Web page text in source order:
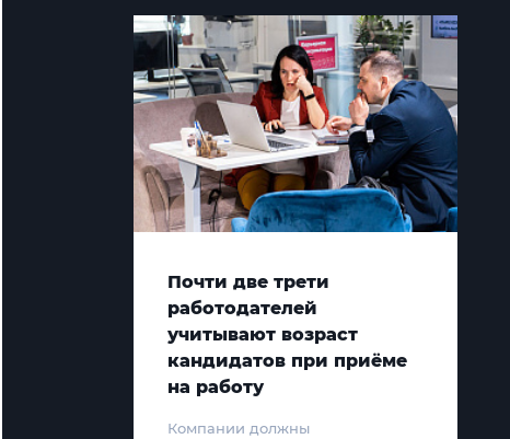
Почти две трети
работодателей
учитывают возраст
кандидатов при приёме
на работу
Компании должны